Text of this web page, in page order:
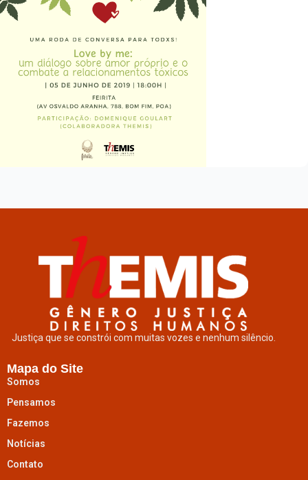
Justiça que se constrói com muitas vozes e nenhum silêncio.
Mapa do Site
Somos
Pensamos
Fazemos
Notícias
Contato